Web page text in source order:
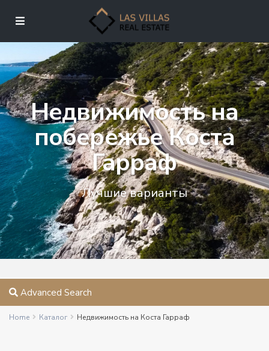
Недвижимость на
побережье Коста
Гарраф
Лучшие варианты
Advanced Search
Home Каталог Недвижимость на Коста Гарраф